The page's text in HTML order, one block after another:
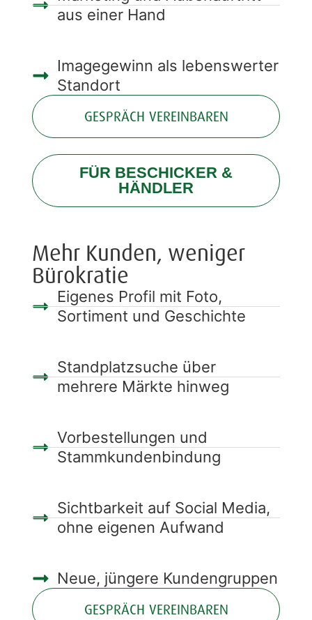
aus einer Hand
Imagegewinn als lebenswerter
Standort
GESPRÄCH VEREINBAREN
FÜR BESCHICKER &
HÄNDLER
Mehr Kunden, weniger
Bürokratie
Eigenes Profil mit Foto,
Sortiment und Geschichte
Standplatzsuche über
mehrere Märkte hinweg
Vorbestellungen und
Stammkundenbindung
Sichtbarkeit auf Social Media,
ohne eigenen Aufwand
Neue, jüngere Kundengruppen
GESPRÄCH VEREINBAREN